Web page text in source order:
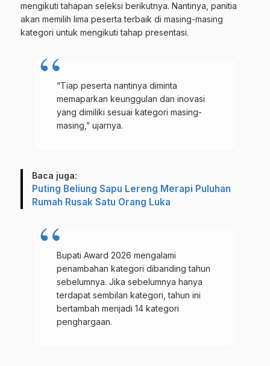
mengikuti tahapan seleksi berikutnya. Nantinya, panitia
akan memilih lima peserta terbaik di masing-masing
kategori untuk mengikuti tahap presentasi.
“Tiap peserta nantinya diminta
memaparkan keunggulan dan inovasi
yang dimiliki sesuai kategori masing-
masing,” ujarnya.
Baca juga:
Puting Beliung Sapu Lereng Merapi Puluhan
Rumah Rusak Satu Orang Luka
Bupati Award 2026 mengalami
penambahan kategori dibanding tahun
sebelumnya. Jika sebelumnya hanya
terdapat sembilan kategori, tahun ini
bertambah menjadi 14 kategori
penghargaan.